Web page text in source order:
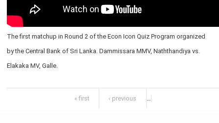
கம்பனிப் படுகடன் பிணையங்கள் சந்தை
கொழும்பு பங்குப் பரிவர்த்தனை
நிதியியல் உட்கட்டமைப்பு
கொடுப்பனவு மற்றும் தீர்ப்பனவு முறைமைகள்
சட்டங்களும் ஒழுங்கு விதிகளும்
The first matchup in Round 2 of the Econ Icon Quiz Program organized
by the Central Bank of Sri Lanka. Dammissara MMV, Naththandiya vs.
Elakaka MV, Galle.
« first ‹ previous